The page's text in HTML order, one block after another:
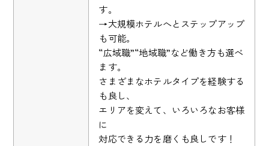
す。
→大規模ホテルへとステップアップ
も可能。
“広域職”“地域職”など働き方も選べ
ます。
さまざまなホテルタイプを経験する
も良し、
エリアを変えて、いろいろなお客様
に
対応できる力を磨くも良しです！